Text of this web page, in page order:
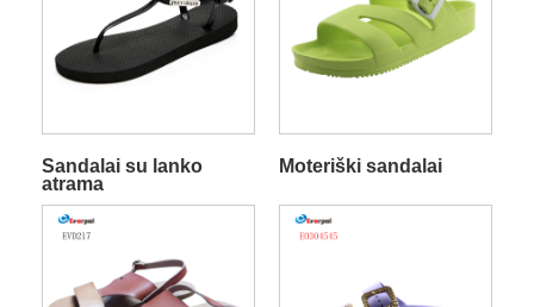
Sandalai su lanko
atrama
Moteriški sandalai